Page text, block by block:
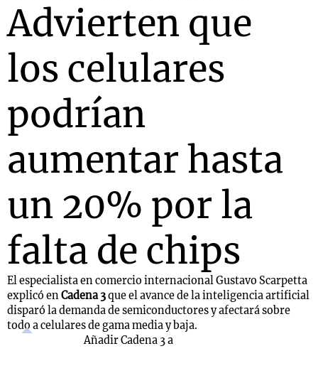
Advierten que
los celulares
podrían
aumentar hasta
un 20% por la
falta de chips
El especialista en comercio internacional Gustavo Scarpetta
explicó enCadena 3que el avance de la inteligencia artificial
disparó la demanda de semiconductores y afectará sobre
todo a celulares de gama media y baja.
Añadir Cadena 3 a